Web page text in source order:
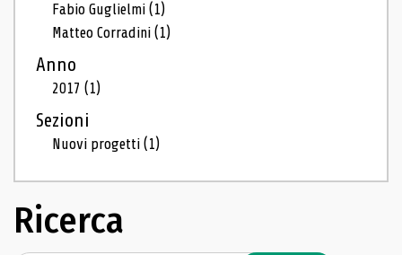
Fabio Guglielmi(1)
Matteo Corradini(1)
Anno
2017(1)
Sezioni
Nuovi progetti(1)
Ricerca